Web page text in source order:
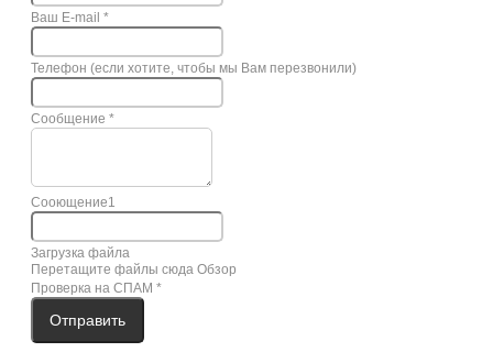
Ваш E-mail *
Телефон (если хотите, чтобы мы Вам перезвонили)
Сообщение *
Сооющение1
Загрузка файла
Перетащите файлы сюда Обзор
Проверка на СПАМ *
Отправить